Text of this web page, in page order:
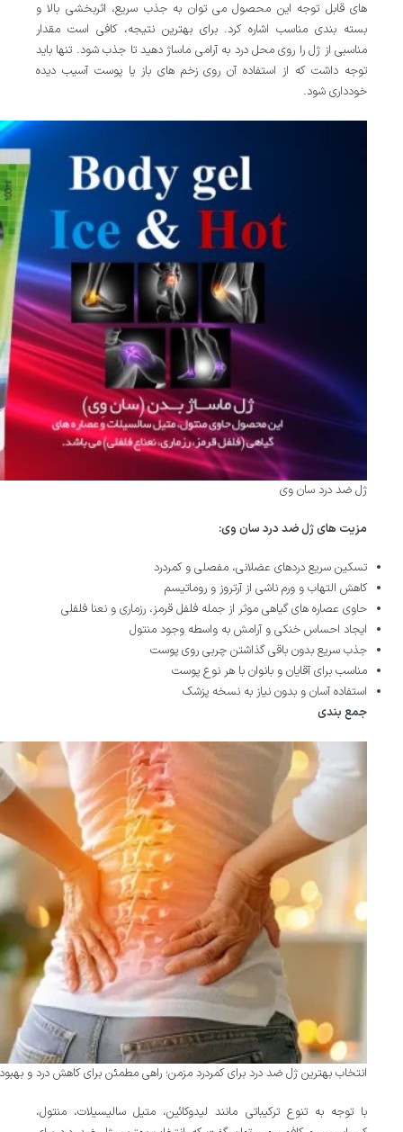
های قابل توجه این محصول می توان به جذب سریع، اثربخشی بالا و
بسته بندی مناسب اشاره کرد. برای بهترین نتیجه، کافی است مقدار
مناسبی از ژل را روی محل درد به آرامی ماساژ دهید تا جذب شود. تنها باید
توجه داشت که از استفاده آن روی زخم های باز یا پوست آسیب دیده
خودداری شود.
ژل ضد درد سان وی
مزیت های ژل ضد درد سان وی:
تسکین سریع دردهای عضلانی، مفصلی و کمردرد
کاهش التهاب و ورم ناشی از آرتروز و روماتیسم
حاوی عصاره های گیاهی موثر از جمله فلفل قرمز، رزماری و نعنا فلفلی
ایجاد احساس خنکی و آرامش به واسطه وجود منتول
جذب سریع بدون باقی گذاشتن چربی روی پوست
مناسب برای آقایان و بانوان با هر نوع پوست
استفاده آسان و بدون نیاز به نسخه پزشک
جمع بندی
انتخاب بهترین ژل ضد درد برای کمردرد مزمن؛ راهی مطمئن برای کاهش درد و
با توجه به تنوع ترکیباتی مانند لیدوکائین، متیل سالیسیلات، منتول،